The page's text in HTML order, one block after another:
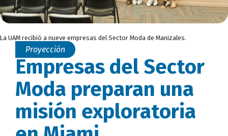
La UAM recibió a nueve empresas del Sector Moda de Manizales.
Proyección
Empresas del Sector
Moda preparan una
misión exploratoria